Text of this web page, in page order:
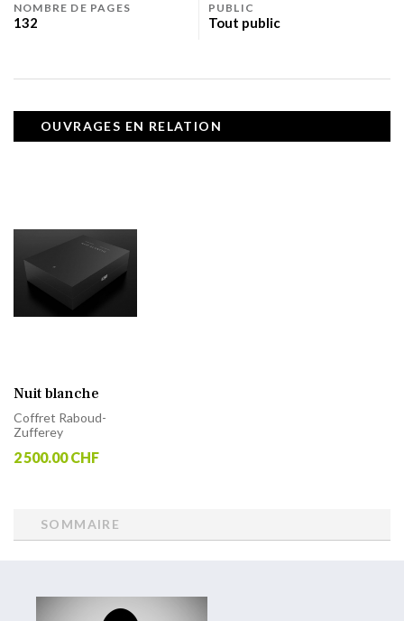
NOMBRE DE PAGES
132
PUBLIC
Tout public
OUVRAGES EN RELATION
Nuit blanche
Coffret Raboud-
Zufferey
2 500.00 CHF
SOMMAIRE